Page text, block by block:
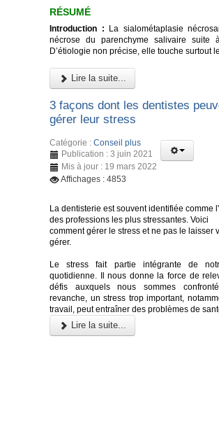
RÉSUMÉ
Introduction : La sialométaplasie
nécrose du parenchyme salivaire suite
D’étiologie non précise, elle touche surtout
Lire la suite...
3 façons dont les dentistes
gérer leur stress
Catégorie : Conseil plus
Publication : 3 juin 2021
Mis à jour : 19 mars 2022
Affichages : 4853
La dentisterie est souvent identifiée comme
des professions les plus stressantes. Voici
comment gérer le stress et ne pas le laisser
gérer.
Le stress fait partie intégrante de
quotidienne. Il nous donne la force de
défis auxquels nous sommes
revanche, un stress trop important,
travail, peut entraîner des problèmes de
Lire la suite...